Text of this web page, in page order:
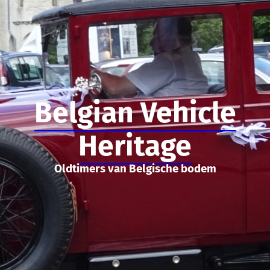
Belgian Vehicle
Heritage
Oldtimers van Belgische bodem